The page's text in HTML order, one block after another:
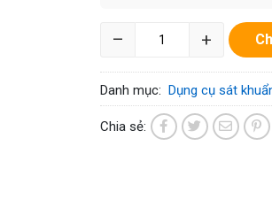
– +
Danh mục: Dụng cụ sát
Chia sẻ: